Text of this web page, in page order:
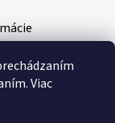
Viac